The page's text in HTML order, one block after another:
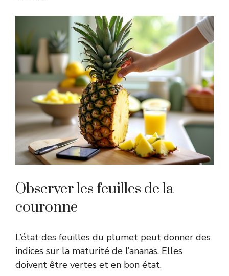
Observer les feuilles de la
couronne
L’état des feuilles du plumet peut donner des
indices sur la maturité de l’ananas. Elles
doivent être vertes et en bon état.